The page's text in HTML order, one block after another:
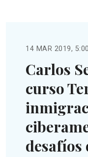
14 MAR 2019,
Carlos
curso